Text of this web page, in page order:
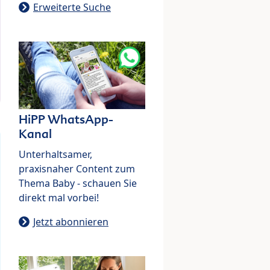
Erweiterte Suche
HiPP WhatsApp-
Kanal
Unterhaltsamer,
praxisnaher Content zum
Thema Baby - schauen Sie
direkt mal vorbei!
Jetzt abonnieren